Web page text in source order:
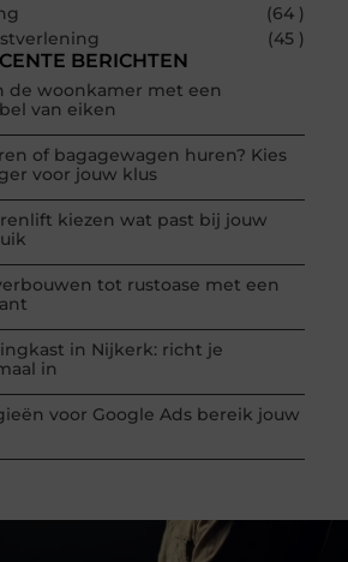
(64 )
(45 )
BERICHTEN
de woonkamer met een
van eiken
of bagagewagen huren? Kies
voor jouw klus
kiezen wat past bij jouw
tot rustoase met een
in Nijkerk: richt je
in
voor Google Ads bereik jouw